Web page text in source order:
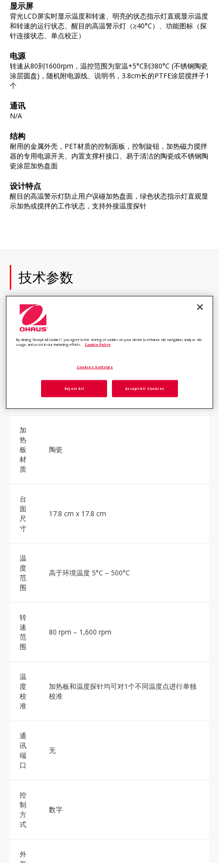
显示屏
背光LCD屏实时显示温度和转速、明亮的状态指示灯直观显示温度
和转速的运行状态、醒目的高温警示灯（≥40°C）、功能图标（探
针连接状态、单点校正）
电源
转速从80到1600rpm，温控范围为室温+5°C到380°C (不锈钢陶瓷
涂层圆盘)，随机附电源线、说明书，3.8cm长的PTFE涂层搅拌子1
个
通讯
N/A
结构
耐用的金属外壳，PET材质的控制面板，控制旋钮，加热磁力搅拌
器的专用电源开关、内置支撑杆接口、易于清洁的陶瓷或不锈钢陶
瓷涂层加热盘面
设计特点
醒目的高温警示灯防止用户误碰加热盘面，绿色状态指示灯直观显
示加热或搅拌的工作状态，支持外接温度探针
技术参数
功
能
15 L
加
热
板
材
质
陶瓷
台
面
尺
寸
17.8 cm x 17.8 cm
温
度
范
围
高于环境温度 5°C – 500°C
转
速
范
围
80 rpm – 1,600 rpm
温
度
校
准
加热板和温度探针均可对1个不同温度点进行单独
校准
通
讯
端
口
无
控
制
方
式
数字
外
By clicking “Accept All Cookies”, you agree to the storing of cookies on your device to enhance site navigation, analyze site
usage, and assist in our marketing efforts.
Cookie Policy
Cookies Settings
Reject All Accept All Cookies